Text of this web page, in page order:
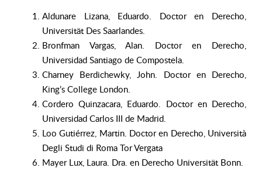
Aldunare Lizana, Eduardo. Doctor en Derecho,
Universität Des Saarlandes.
Bronfman Vargas, Alan. Doctor en Derecho,
Universidad Santiago de Compostela.
Charney Berdichewky, John. Doctor en Derecho,
King’s College London.
Cordero Quinzacara, Eduardo. Doctor en Derecho,
Universidad Carlos III de Madrid.
Loo Gutiérrez, Martin. Doctor en Derecho, Università
Degli Studi di Roma Tor Vergata
Mayer Lux, Laura. Dra. en Derecho Universität Bonn.